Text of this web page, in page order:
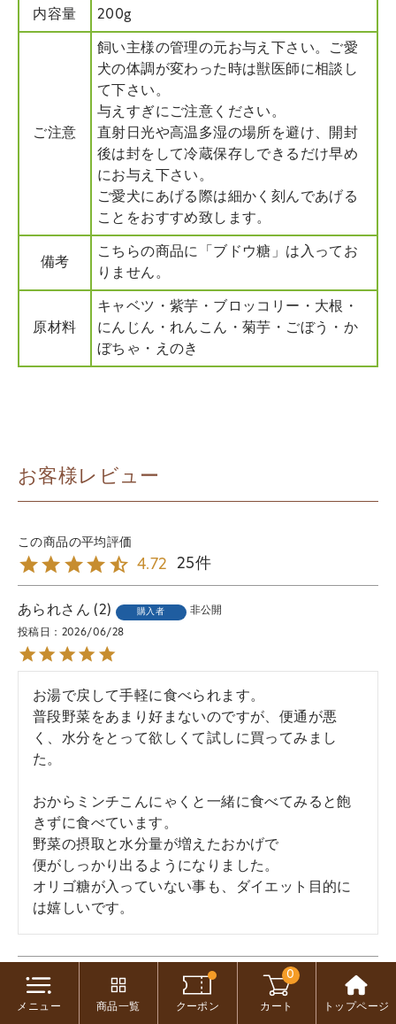
内容量 200g
ご注意
飼い主様の管理の元お与え下さい。ご愛
犬の体調が変わった時は獣医師に相談し
て下さい。
与えすぎにご注意ください。
直射日光や高温多湿の場所を避け、開封
後は封をして冷蔵保存しできるだけ早め
にお与え下さい。
ご愛犬にあげる際は細かく刻んであげる
ことをおすすめ致します。
備考
こちらの商品に「ブドウ糖」は入ってお
りません。
原材料
キャベツ・紫芋・ブロッコリー・大根・
にんじん・れんこん・菊芋・ごぼう・か
ぼちゃ・えのき
お客様レビュー
4.72 25
あられ 2 購入者 非公開
投稿日 2026/06/28
お湯で戻して手軽に食べられます。
普段野菜をあまり好まないのですが、便通が悪
く、水分をとって欲しくて試しに買ってみまし
た。
おからミンチこんにゃくと一緒に食べてみると飽
きずに食べています。
野菜の摂取と水分量が増えたおかげで
便がしっかり出るようになりました。
オリゴ糖が入っていない事も、ダイエット目的に
は嬉しいです。
アサミン 1 非公開
投稿日 2026/04/29
メニュー 商品一覧 クーポン
0
カート トップページ